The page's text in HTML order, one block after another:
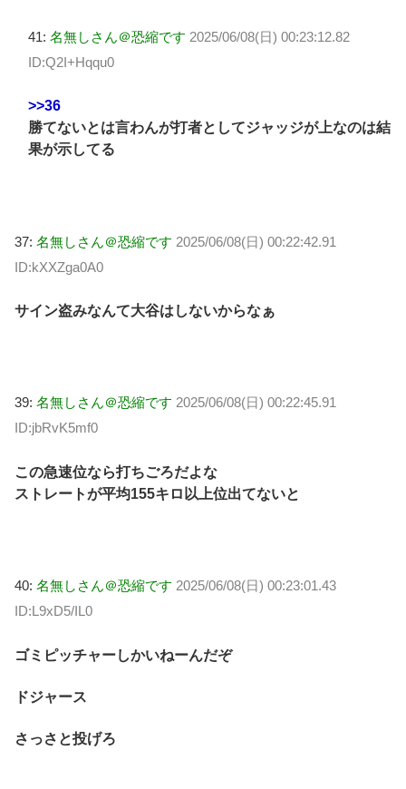
41: 名無しさん＠恐縮です 2025/06/08(日) 00:23:12.82
ID:Q2I+Hqqu0
>>36
勝てないとは言わんが打者としてジャッジが上なのは結
果が示してる
37: 名無しさん＠恐縮です 2025/06/08(日) 00:22:42.91
ID:kXXZga0A0
サイン盗みなんて大谷はしないからなぁ
39: 名無しさん＠恐縮です 2025/06/08(日) 00:22:45.91
ID:jbRvK5mf0
この急速位なら打ちごろだよな
ストレートが平均155キロ以上位出てないと
40: 名無しさん＠恐縮です 2025/06/08(日) 00:23:01.43
ID:L9xD5/IL0
ゴミピッチャーしかいねーんだぞ
ドジャース
さっさと投げろ